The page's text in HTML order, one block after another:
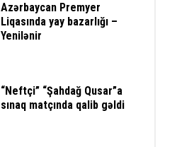
Azərbaycan Premyer
Liqasında yay bazarlığı –
Yenilənir
“Neftçi” “Şahdağ Qusar”a
sınaq matçında qalib gəldi